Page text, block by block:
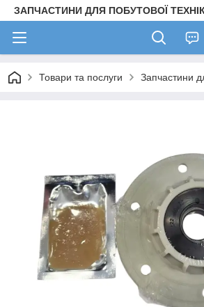
ЗАПЧАСТИНИ ДЛЯ ПОБУТОВОЇ
Товари та послуги Запчастини